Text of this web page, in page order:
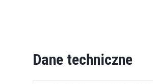
Dane techniczne